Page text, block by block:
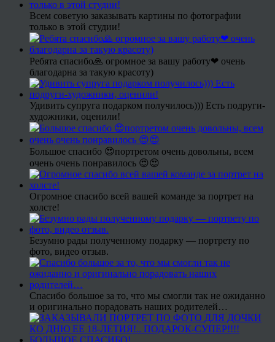
Всем советую заказывать картины по фотографии
только в этой студии!
Ребята спасибо🙏 огромное за вашу работу❤ очень
благодарна за такую красоту)
Удивить супруга подарком получилось))) Есть подруги-
художники, оценили!
Большое спасибо 😍портретом очень довольны, всем
очень очень понравилось 😍😍
Огромное спасибо всей вашей команде за портрет на
холсте!
Безумно рады полученному подарку — портрету по
фото, видео отзыв.
Спасибо большое за то, что мы смогли так не ожиданно
и оригинально порадовать наших родителей…